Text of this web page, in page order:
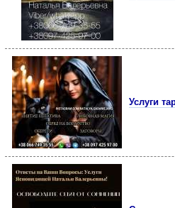
Услуги